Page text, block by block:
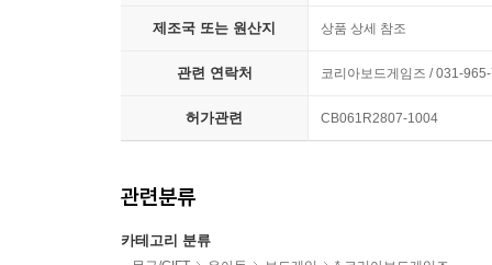
제조국 또는 원산지 상품 상세 참조
관련 연락처 코리아보드게임즈 / 031-
허가관련 CB061R2807-1004
관련분류
카테고리 분류